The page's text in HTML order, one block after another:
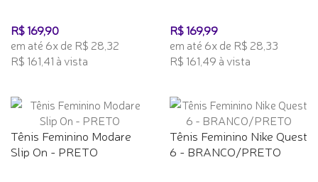
R$ 169,90
em até 6x de R$ 28,32
R$ 161,41 à vista
R$ 169,99
em até 6x de R$ 28,33
R$ 161,49 à vista
Tênis Feminino Modare
Slip On - PRETO
Tênis Feminino Nike Quest
6 - BRANCO/PRETO